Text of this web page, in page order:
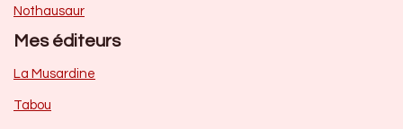
Nothausaur
Mes éditeurs
La Musardine
Tabou